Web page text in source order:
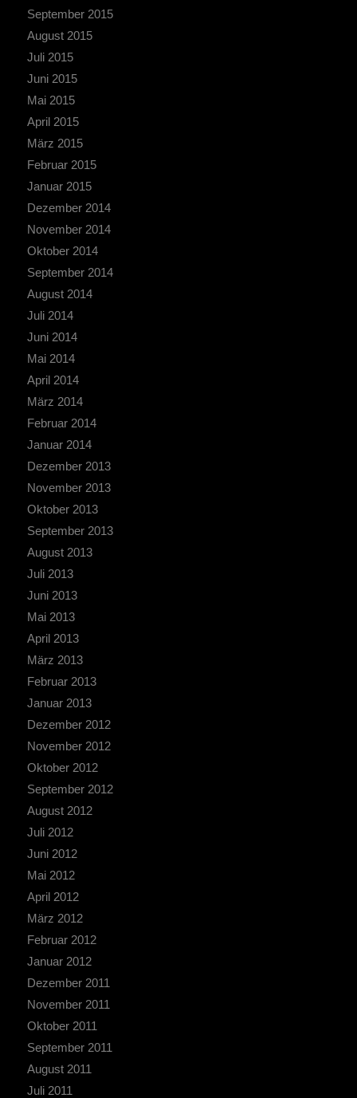
September 2015
August 2015
Juli 2015
Juni 2015
Mai 2015
April 2015
März 2015
Februar 2015
Januar 2015
Dezember 2014
November 2014
Oktober 2014
September 2014
August 2014
Juli 2014
Juni 2014
Mai 2014
April 2014
März 2014
Februar 2014
Januar 2014
Dezember 2013
November 2013
Oktober 2013
September 2013
August 2013
Juli 2013
Juni 2013
Mai 2013
April 2013
März 2013
Februar 2013
Januar 2013
Dezember 2012
November 2012
Oktober 2012
September 2012
August 2012
Juli 2012
Juni 2012
Mai 2012
April 2012
März 2012
Februar 2012
Januar 2012
Dezember 2011
November 2011
Oktober 2011
September 2011
August 2011
Juli 2011